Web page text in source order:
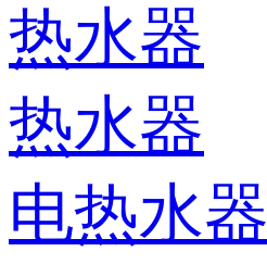
热水器
热水器
电热水器